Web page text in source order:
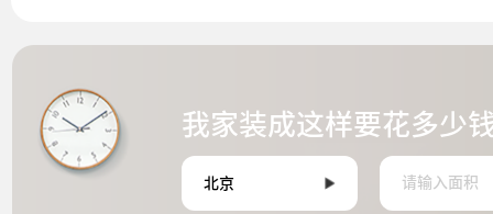
我家装成这样要花多少